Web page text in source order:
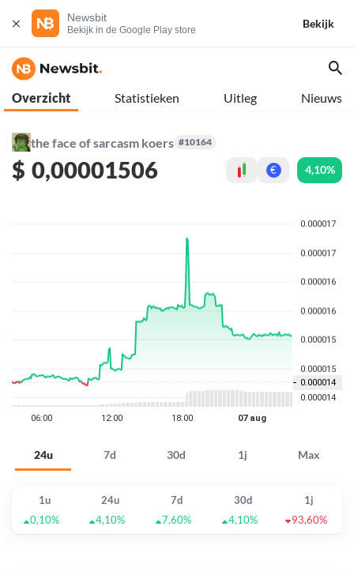
Newsbit
Bekijk in de Google Play store
Bekijk
Overzicht Statistieken Uitleg Nieuws
the face of sarcasm koers #10164
$ 0,00001506 € 4,10%
24u 7d 30d 1j Max
1u 24u 7d 30d
1j
0,10%
4,10% 7,60% 4,10% 93,60%